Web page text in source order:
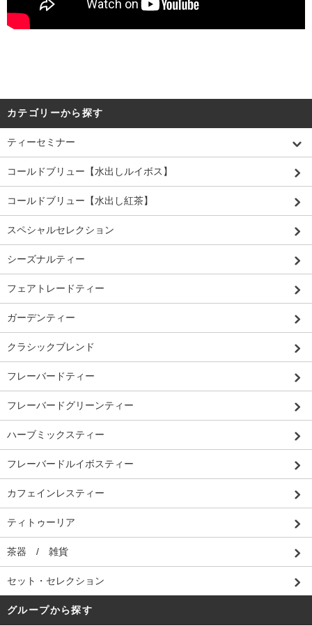
カテゴリーから探す
ティーセミナー
コールドブリュー【水出しルイボス】
コールドブリュー【水出し紅茶】
スペシャルセレクション
シーズナルティー
フェアトレードティー
ガーデンティー
クラシックブレンド
フレーバードティー
フレーバードグリーンティー
ハーブミックスティー
フレーバードルイボスティー
カフェインレスティー
ティトゥーリア
茶器 / 雑貨
セット・セレクション
グループから探す